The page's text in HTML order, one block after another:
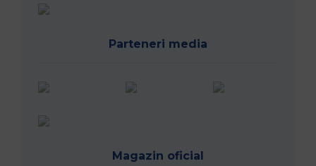
Parteneri media
Magazin oficial